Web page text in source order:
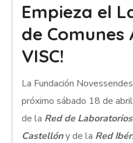
Empieza el
de
VISC!
La Fundación
próximo sábado 18 de
de la Red de
Castellóny de la Red